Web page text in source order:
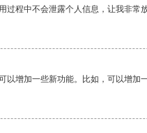
程中不会泄露个人信息，让我非常放
以增加一些新功能。比如，可以增加